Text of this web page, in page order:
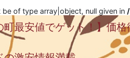
of type array|object, null given in
町最安値でゲット！】価格